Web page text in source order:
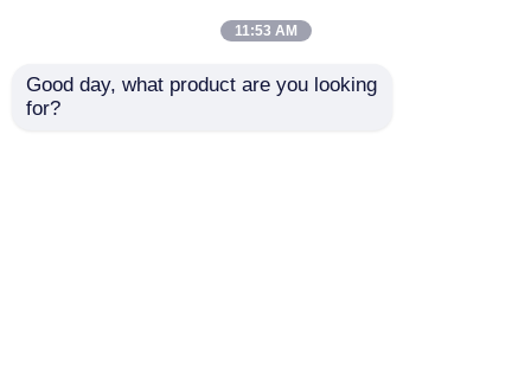
11:53 AM
Good day, what product are you looking
for?